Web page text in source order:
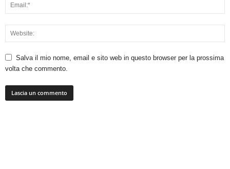
Salva il mio nome, email e sito web in questo browser per la prossima
volta che commento.